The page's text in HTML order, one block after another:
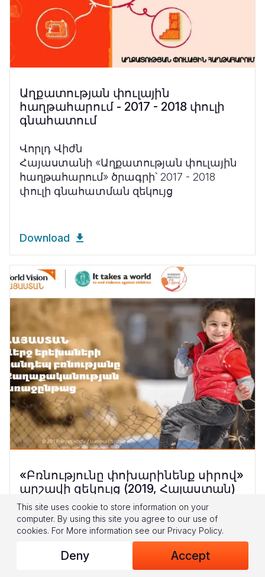
Աղքատության փուլային
հաղթահարում - 2017 - 2018 փուլի
գնահատում
Վորլդ Վիժն
Հայաստանի «Աղքատության փուլային
հաղթահարում» ծրագրի՝ 2017 - 2018
փուլի գնահատման զեկույց
Download
«Բռնությունը փոխարինենք սիրով»
արշավի զեկույց (2019, Հայաստան)
Ինչպես աշխարհի շատ երկրներում,
Հայաստանում ապրող երեխաները
նույնպես բռնության զոհ են դառնում՝
իրենց ընտանիքներում և համայնքում։
Չնայած այն փաստին, որ պետությունը,
This site uses cookie to store information on your
computer. By using this site you agree to our use of
cookies. For More information see our Privacy Policy.
Deny Accept